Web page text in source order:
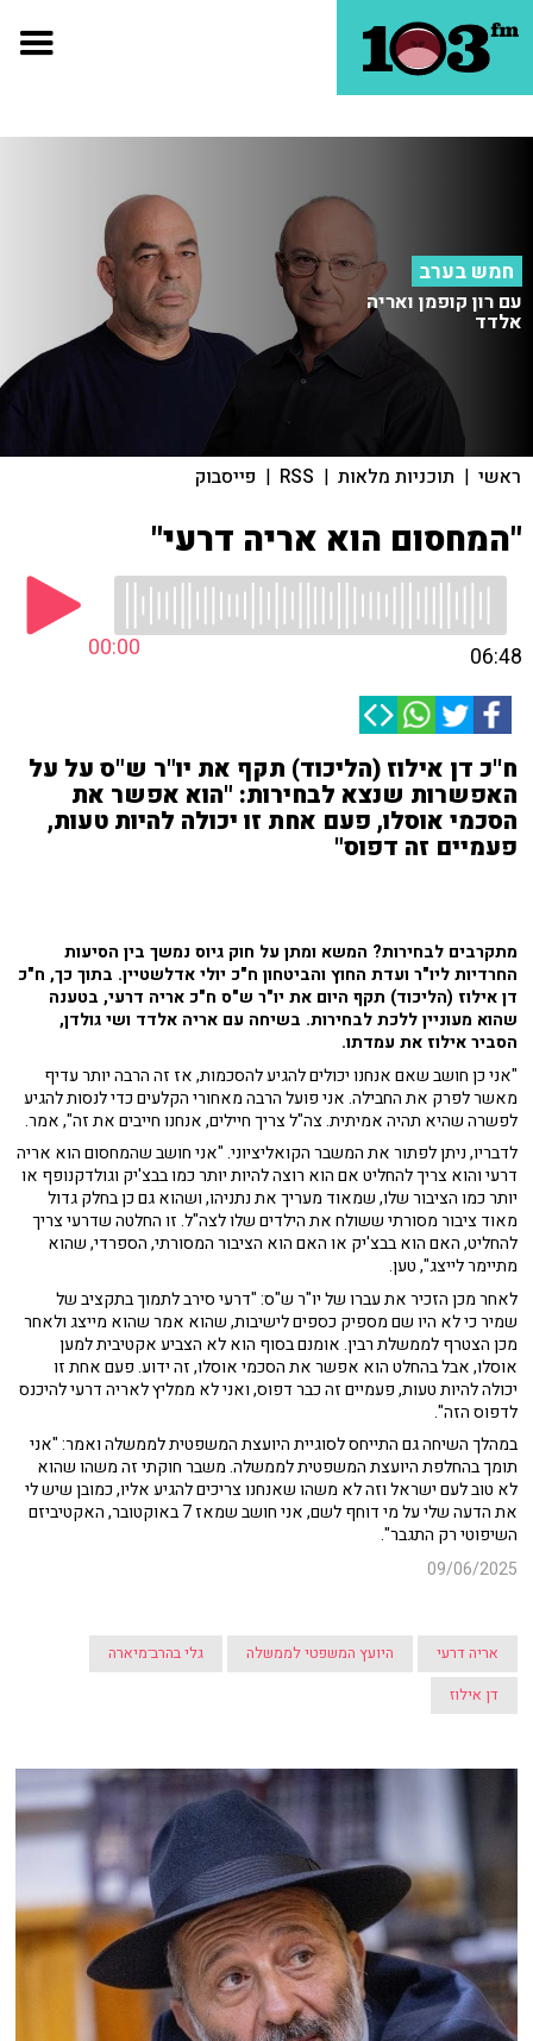
חמש בערב
עם רון קופמן ואריה
אלדד
ראשי | תוכניות מלאות |
RSS
| פייסבוק
"המחסום הוא אריה דרעי"
00:00 06:48
ח''כ דן אילוז (הליכוד) תקף את יו"ר ש"ס על על
האפשרות שנצא לבחירות: "הוא אפשר את
הסכמי אוסלו, פעם אחת זו יכולה להיות טעות,
פעמיים זה דפוס"
מתקרבים לבחירות? המשא ומתן על חוק גיוס נמשך בין הסיעות
החרדיות ליו"ר ועדת החוץ והביטחון ח"כ יולי אדלשטיין. בתוך כך, ח"כ
דן אילוז (הליכוד) תקף היום את יו"ר ש"ס ח"כ אריה דרעי, בטענה
שהוא מעוניין ללכת לבחירות. בשיחה עם אריה אלדד ושי גולדן,
הסביר אילוז את עמדתו.
"אני כן חושב שאם אנחנו יכולים להגיע להסכמות, אז זה הרבה יותר עדיף
מאשר לפרק את החבילה. אני פועל הרבה מאחורי הקלעים כדי לנסות להגיע
לפשרה שהיא תהיה אמיתית. צה"ל צריך חיילים, אנחנו חייבים את זה", אמר.
לדבריו, ניתן לפתור את המשבר הקואליציוני. "אני חושב שהמחסום הוא אריה
דרעי והוא צריך להחליט אם הוא רוצה להיות יותר כמו בבצ'יק וגולדקנופף או
יותר כמו הציבור שלו, שמאוד מעריך את נתניהו, ושהוא גם כן בחלק גדול
מאוד ציבור מסורתי ששולח את הילדים שלו לצה"ל. זו החלטה שדרעי צריך
להחליט, האם הוא בבצ'יק או האם הוא הציבור המסורתי, הספרדי, שהוא
מתיימר לייצג", טען.
לאחר מכן הזכיר את עברו של יו"ר ש"ס: "דרעי סירב לתמוך בתקציב של
שמיר כי לא היו שם מספיק כספים לישיבות, שהוא אמר שהוא מייצג ולאחר
מכן הצטרף לממשלת רבין. אומנם בסוף הוא לא הצביע אקטיבית למען
אוסלו, אבל בהחלט הוא אפשר את הסכמי אוסלו, זה ידוע. פעם אחת זו
יכולה להיות טעות, פעמיים זה כבר דפוס, ואני לא ממליץ לאריה דרעי להיכנס
לדפוס הזה".
במהלך השיחה גם התייחס לסוגיית היועצת המשפטית לממשלה ואמר: "אני
תומך בהחלפת היועצת המשפטית לממשלה. משבר חוקתי זה משהו שהוא
לא טוב לעם ישראל וזה לא משהו שאנחנו צריכים להגיע אליו, כמובן שיש לי
את הדעה שלי על מי דוחף לשם, אני חושב שמאז 7 באוקטובר, האקטיביזם
השיפוטי רק התגבר".
09/06/2025
אריה דרעי היועץ המשפטי לממשלה
גלי בהרב־מיארה
דן אילוז